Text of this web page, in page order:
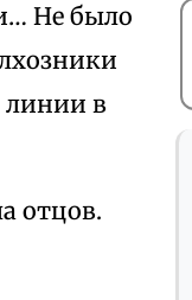
Не было
линии в
отцов.